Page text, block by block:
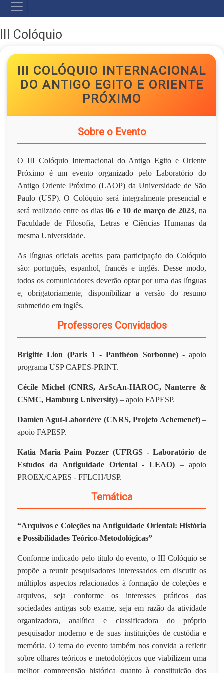
NAVEGAÇÃO
PRINCIPAL
III Colóquio
III COLÓQUIO INTERNACIONAL
DO ANTIGO EGITO E ORIENTE
PRÓXIMO
Sobre o Evento
O III Colóquio Internacional do Antigo Egito e Oriente
Próximo é um evento organizado pelo Laboratório do
Antigo Oriente Próximo (LAOP) da Universidade de São
Paulo (USP). O Colóquio será integralmente presencial e
será realizado entre os dias06 e 10 de março de 2023, na
Faculdade de Filosofia, Letras e Ciências Humanas da
mesma Universidade.
As línguas oficiais aceitas para participação do Colóquio
são: português, espanhol, francês e inglês. Desse modo,
todos os comunicadores deverão optar por uma das línguas
e, obrigatoriamente, disponibilizar a versão do resumo
submetido em inglês.
Professores Convidados
Brigitte Lion (Paris 1 - Panthéon Sorbonne)- apoio
programa USP CAPES-PRINT.
Cécile Michel (CNRS, ArScAn-HAROC, Nanterre &
CSMC, Hamburg University) – apoio FAPESP.
Damien Agut-Labordère (CNRS, Projeto Achemenet)–
apoio FAPESP.
Katia Maria Paim Pozzer (UFRGS - Laboratório de
Estudos da Antiguidade Oriental - LEAO) – apoio
PROEX/CAPES - FFLCH/USP.
Temática
“Arquivos e Coleções na Antiguidade Oriental: História
e Possibilidades Teórico-Metodológicas”
Conforme indicado pelo título do evento, o III Colóquio se
propõe a reunir pesquisadores interessados em discutir os
múltiplos aspectos relacionados à formação de coleções e
arquivos, seja conforme os interesses práticos das
sociedades antigas sob exame, seja em razão da atividade
organizadora, analítica e classificadora do próprio
pesquisador moderno e de suas instituições de custódia e
memória. O tema do evento também nos convida a refletir
sobre olhares teóricos e metodológicos que viabilizem uma
melhor compreensão histórica quanto à constituição dos